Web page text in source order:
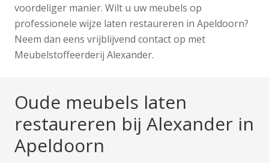
voordeliger manier. Wilt u uw meubels op
professionele wijze laten restaureren in Apeldoorn?
Neem dan eens vrijblijvend contact op met
Meubelstoffeerderij Alexander.
Oude meubels laten
restaureren bij Alexander in
Apeldoorn